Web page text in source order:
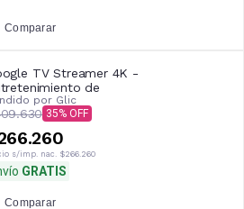
Comparar
TV Streamer 4K -
de
por Glic
35
s/imp. nac. $266.260
GRATIS
Comparar